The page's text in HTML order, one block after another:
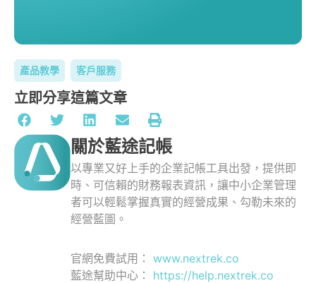
產品教學 客戶服務
立即分享這篇文章
關於藍途記帳
以專業又好上手的企業記帳工具出發，提供即
時、可信賴的財務報表資訊，讓中小企業管理
者可以輕鬆掌握真實的經營成果、勾勒未來的
經營藍圖。
官網免費試用： www.nextrek.co
藍途幫助中心： https://help.nextrek.co